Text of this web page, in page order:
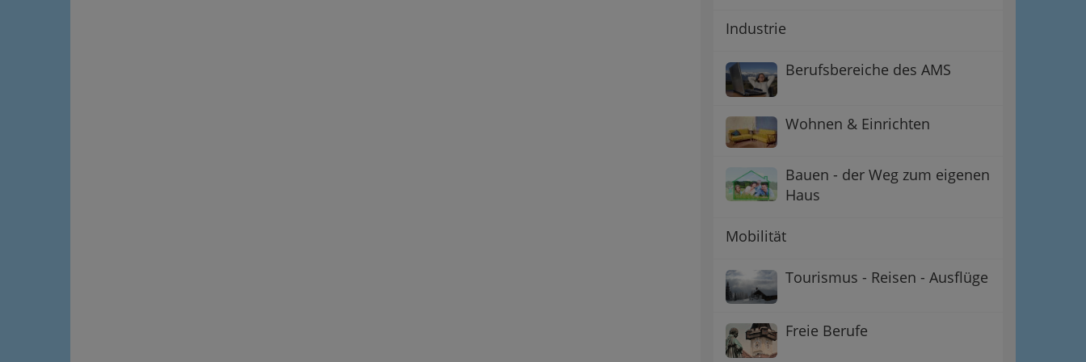
Industrie
Berufsbereiche des AMS
Wohnen & Einrichten
Bauen - der Weg zum eigenen
Haus
Mobilität
Tourismus - Reisen - Ausflüge
Freie Berufe